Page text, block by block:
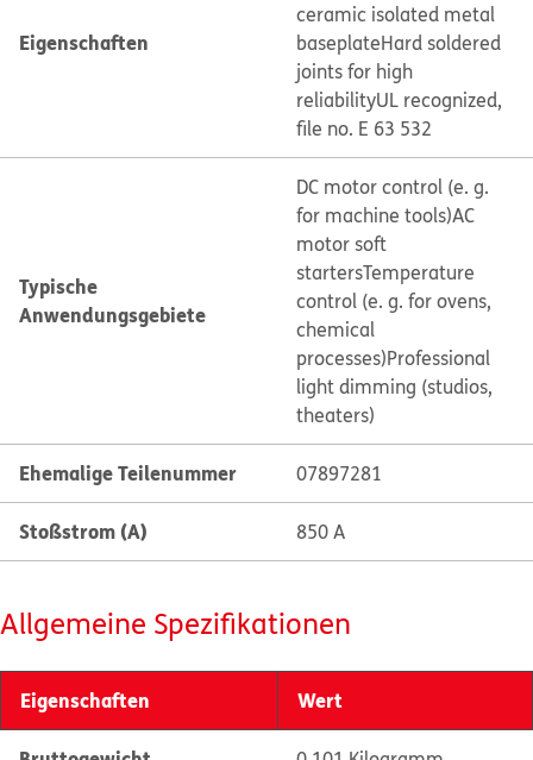
Eigenschaften
ceramic isolated metal
baseplateHard soldered
joints for high
reliabilityUL recognized,
file no. E 63 532
Typische
Anwendungsgebiete
DC motor control (e. g.
for machine tools)AC
motor soft
startersTemperature
control (e. g. for ovens,
chemical
processes)Professional
light dimming (studios,
theaters)
Ehemalige Teilenummer 07897281
Stoßstrom (A) 850 A
Allgemeine Spezifikationen
Eigenschaften Wert